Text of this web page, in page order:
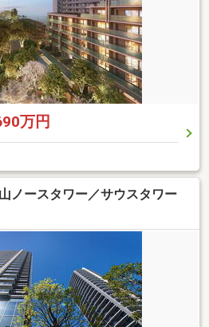
万円
ノースタワー／サウスタワー